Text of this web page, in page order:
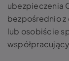
ubezpieczenia
bezpośrednio
lub osobiście